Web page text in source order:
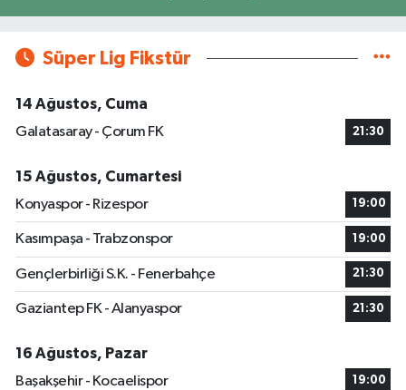
Süper Lig Fikstür
14 Ağustos, Cuma
Galatasaray - Çorum FK
21:30
15 Ağustos, Cumartesi
Konyaspor - Rizespor
19:00
Kasımpaşa - Trabzonspor 19:00
Gençlerbirliği S.K. - Fenerbahçe 21:30
Gaziantep FK - Alanyaspor 21:30
16 Ağustos, Pazar
Başakşehir - Kocaelispor
19:00